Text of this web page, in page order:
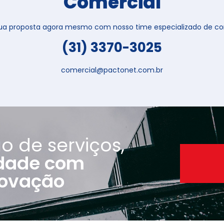
proposta agora mesmo com nosso time especializado de
(31) 3370-3025
comercial@pactonet.com.br
de serviços,
com
Uma história de